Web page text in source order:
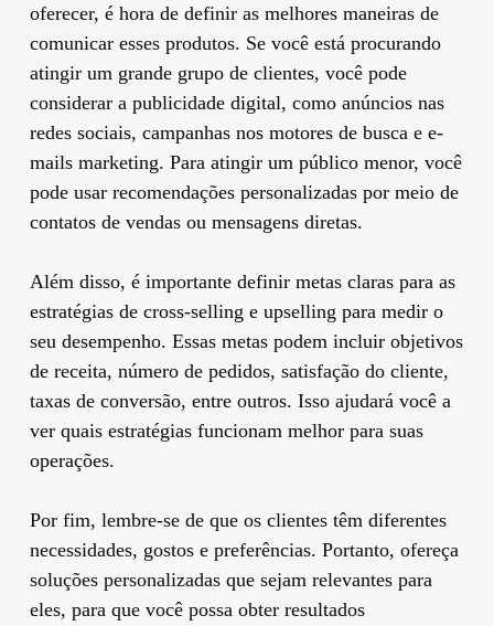
oferecer, é hora de definir as melhores maneiras de
comunicar esses produtos. Se você está procurando
atingir um grande grupo de clientes, você pode
considerar a publicidade digital, como anúncios nas
redes sociais, campanhas nos motores de busca e e-
mails marketing. Para atingir um público menor, você
pode usar recomendações personalizadas por meio de
contatos de vendas ou mensagens diretas.
Além disso, é importante definir metas claras para as
estratégias de cross-selling e upselling para medir o
seu desempenho. Essas metas podem incluir objetivos
de receita, número de pedidos, satisfação do cliente,
taxas de conversão, entre outros. Isso ajudará você a
ver quais estratégias funcionam melhor para suas
operações.
Por fim, lembre-se de que os clientes têm diferentes
necessidades, gostos e preferências. Portanto, ofereça
soluções personalizadas que sejam relevantes para
eles, para que você possa obter resultados